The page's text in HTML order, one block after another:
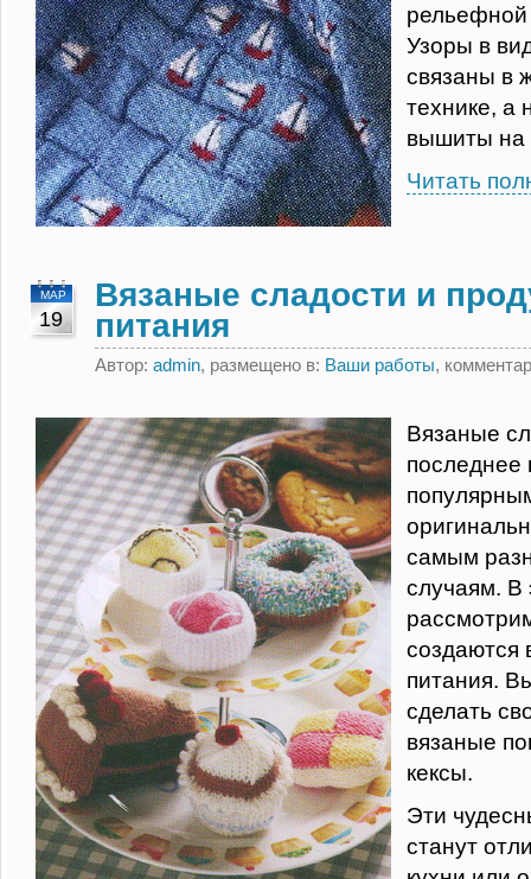
рельефной
Узоры в
связаны в
технике, а
вышиты на
Читать
МАР
19
Вязаные сладости и
питания
Автор: admin, размещено в: Ваши работы,
Вязаные
последнее
самым
случаям. В
создаются
питания.
сделать
вязаные
кексы.
Эти
станут